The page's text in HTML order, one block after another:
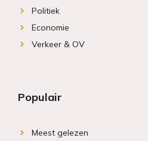
Politiek
Economie
Verkeer & OV
Populair
Meest gelezen